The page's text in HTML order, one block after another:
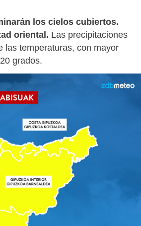
los cielos cubiertos.
oriental. Las precipitaciones
las temperaturas, con mayor
grados.